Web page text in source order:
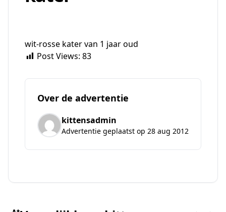
wit-rosse kater van 1 jaar oud
Post Views: 83
Over de advertentie
kittensadmin
Advertentie geplaatst op 28 aug 2012